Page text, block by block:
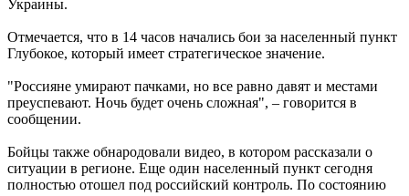
Украины.
Отмечается, что в 14 часов начались бои за населенный пункт
Глубокое, который имеет стратегическое значение.
"Россияне умирают пачками, но все равно давят и местами
преуспевают. Ночь будет очень сложная", – говорится в
сообщении.
Бойцы также обнародовали видео, в котором рассказали о
ситуации в регионе. Еще один населенный пункт сегодня
полностью отошел под российский контроль. По состоянию